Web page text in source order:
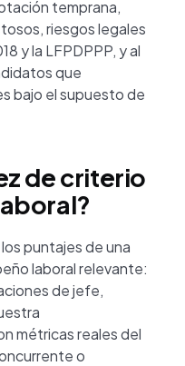
temprana,
riesgos legales
y la LFPDPPP, y al
que
bajo el supuesto de
de criterio
puntajes de una
laboral relevante:
de jefe,
métricas reales del
o